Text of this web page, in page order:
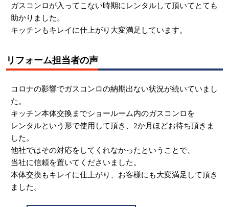
ガスコンロが入ってこない時期にレンタルして頂いてとても
助かりました。
キッチンもキレイに仕上がり大変満足しています。
リフォーム担当者の声
コロナの影響でガスコンロの納期出ない状況が続いていまし
た。
キッチン本体交換までショールーム内のガスコンロを
レンタルという形で使用して頂き、2か月ほどお待ち頂きま
した。
他社ではその対応をしてくれなかったということで、
当社に信頼を置いてくださいました。
本体交換もキレイに仕上がり、お客様にも大変満足して頂き
ました。